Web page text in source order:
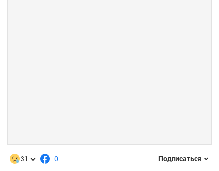
31 0 Подписаться